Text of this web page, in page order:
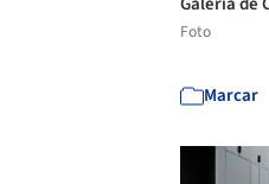
Foto
Marcar